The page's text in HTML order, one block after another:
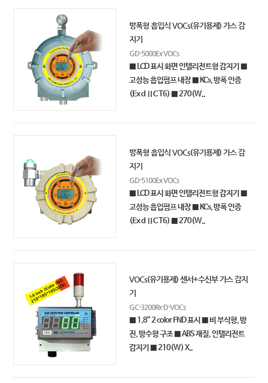
방폭형 흡입식 VOCs(유기용제) 가스 감
지기
GD-5000Ex VOCs
■ LCD 표시 화면 인텔리전트형 감지기 ■
고성능 흡입펌프 내장 ■ KCs, 방폭 인증
(Ex d ⅡC T6) ■ 270(W..
방폭형 흡입식 VOCs(유기용제) 가스 감
지기
GD-5100Ex VOCs
■ LCD 표시 화면 인텔리전트형 감지기 ■
고성능 흡입펌프 내장 ■ KCs, 방폭 인증
(Ex d ⅡC T6) ■ 270(W..
VOCs(유기용제) 센서+수신부 가스 감지
기
GC-3200Rx-D-VOCs
■ 1.8” 2 color FND 표시 ■ 비 부식형, 방
진, 방수형 구조 ■ ABS 재질, 인텔리전트
감지기 ■ 210(W) X..